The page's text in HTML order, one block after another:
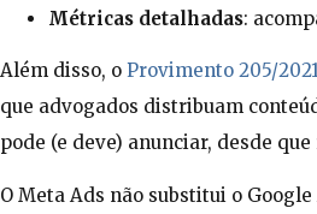
Métricas detalhadas:
Além disso, o Provimento 205/
que advogados distribuam
pode (e deve) anunciar, desde
O Meta Ads não substitui o